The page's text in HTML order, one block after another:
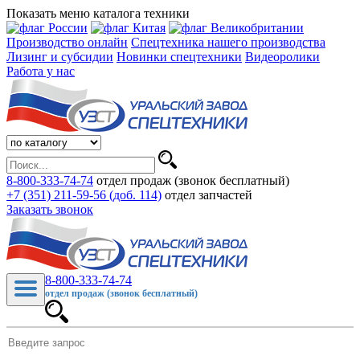
Показать меню каталога техники
Производство онлайн Спецтехника нашего производства
Лизинг и субсидии Новинки спецтехники Видеоролики
Работа у нас
8-800-333-74-74 отдел продаж (звонок бесплатный)
+7 (351) 211-59-56 (доб. 114) отдел запчастей
Заказать звонок
8-800-333-74-74
отдел продаж (звонок бесплатный)